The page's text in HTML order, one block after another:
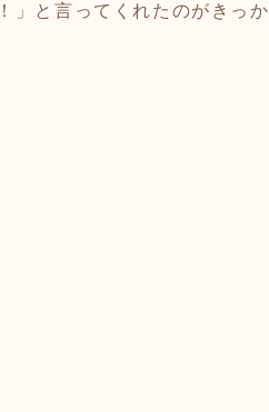
」と言ってくれたのがきっか